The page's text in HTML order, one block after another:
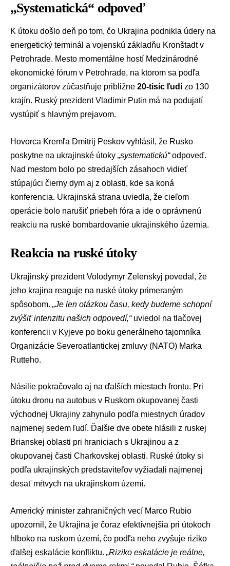
„Systematická“ odpoveď
K útoku došlo deň po tom, čo Ukrajina podnikla údery na
energetický terminál a vojenskú základňu Kronštadt v
Petrohrade. Mesto momentálne hostí Medzinárodné
ekonomické fórum v Petrohrade, na ktorom sa podľa
organizátorov zúčastňuje približne 20-tisíc ľudí zo 130
krajín. Ruský prezidentVladimir Putin má na podujatí
vystúpiť s hlavným prejavom.
Hovorca Kremľa Dmitrij Peskov vyhlásil, že Rusko
poskytne na ukrajinské útoky „systematickú“odpoveď.
Nad mestom bolo po stredajších zásahoch vidieť
stúpajúci čierny dym aj z oblasti, kde sa koná
konferencia. Ukrajinská strana uviedla, že cieľom
operácie bolo narušiť priebeh fóra a ide o oprávnenú
reakciu na ruské bombardovanie ukrajinského územia.
Reakcia na ruské útoky
Ukrajinský prezident Volodymyr Zelenskyj povedal, že
jeho krajina reaguje na ruské útoky primeraným
spôsobom. „Je len otázkou času, kedy budeme schopní
zvýšiť intenzitu našich odpovedí,“uviedol na tlačovej
konferencii v Kyjeve po boku generálneho tajomníka
Organizácie Severoatlantickej zmluvy (NATO) Marka
Rutteho.
Násilie pokračovalo aj na ďalších miestach frontu. Pri
útoku dronu na autobus v Ruskom okupovanej časti
východnej Ukrajiny zahynulo podľa miestnych úradov
najmenej sedem ľudí. Ďalšie dve obete hlásili z ruskej
Brianskej oblasti pri hraniciach s Ukrajinou a z
okupovanej časti Charkovskej oblasti. Ruské útoky si
podľa ukrajinských predstaviteľov vyžiadali najmenej
desať mŕtvych na ukrajinskom území.
Americký minister zahraničných vecí Marco Rubio
upozornil, že Ukrajina je čoraz efektívnejšia pri útokoch
hlboko na ruskom území, čo podľa neho zvyšuje riziko
ďalšej eskalácie konfliktu. „Riziko eskalácie je reálne,